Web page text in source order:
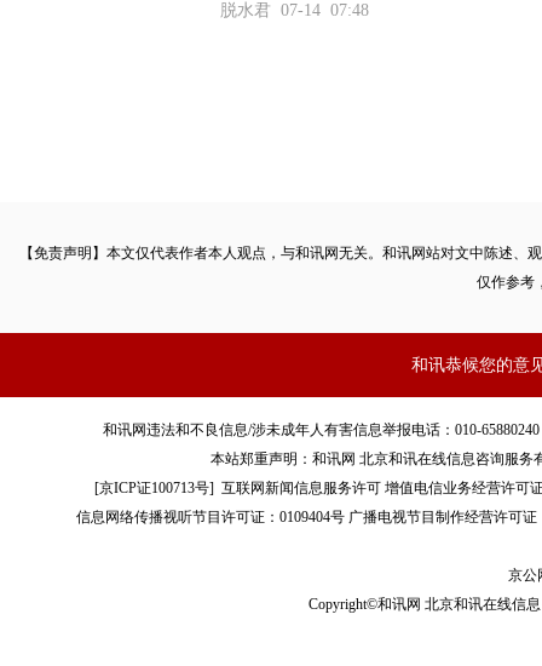
脱水君 07-14 07:48
【免责声明】本文仅代表作者本人观点，与和讯网无关。和讯网站对文中陈述
仅作参考
和讯恭候您的意
和讯网违法和不良信息/涉未成年人有害信息举报电话：010-
本站郑重声明：和讯网 北京和讯在线信息咨询服
[京ICP证100713号]互联网新闻信息服务许可 增值电信业务经营许可
信息网络传播视听节目许可证：0109404号 广播电视节目制作经营许可证
京公
Copyright©和讯网 北京和讯在线信